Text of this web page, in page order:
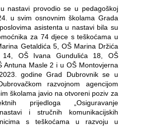
nastavi provodio se u pedagoškoj
u svim osnovnim školama Grada
asistenta u nastavi bila su
za 74 djece s teškoćama u
Getaldića 5, OŠ Marina Držića
OŠ Ivana Gundulića 18, OŠ
Antuna Masle 2 i u OŠ Montovjerna
godine Grad Dubrovnik se u
razvojnom agencijom
školama javio na otvoreni poziv za
prijedloga „Osiguravanje
i stručnih komunikacijskih
s teškoćama u razvoju u